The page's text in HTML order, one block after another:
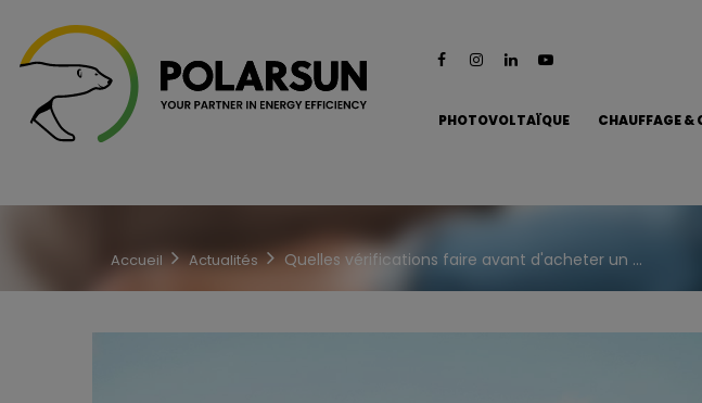
PHOTOVOLTAÏQUE CHAUFFAGE
Accueil Actualités Quelles vérifications faire avant d'acheter un ...